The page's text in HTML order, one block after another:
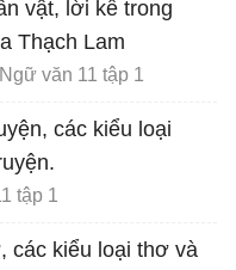
vật, lời kể trong
Thạch Lam
văn 11 tập 1
các kiểu loại
tập 1
các kiểu loại thơ và